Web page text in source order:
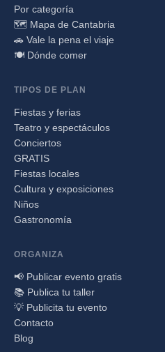
Por categoría
🗺️ Mapa de Cantabria
🚗 Vale la pena el viaje
🍽️ Dónde comer
TIPOS DE PLAN
Fiestas y ferias
Teatro y espectáculos
Conciertos
GRATIS
Fiestas locales
Cultura y exposiciones
Niños
Gastronomía
ORGANIZA
📢 Publicar evento gratis
📚 Publica tu taller
💡 Publicita tu evento
Contacto
Blog